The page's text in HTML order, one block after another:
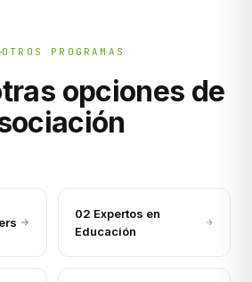
OTROS PROGRAMAS
opciones de
02 Expertos en
Educación